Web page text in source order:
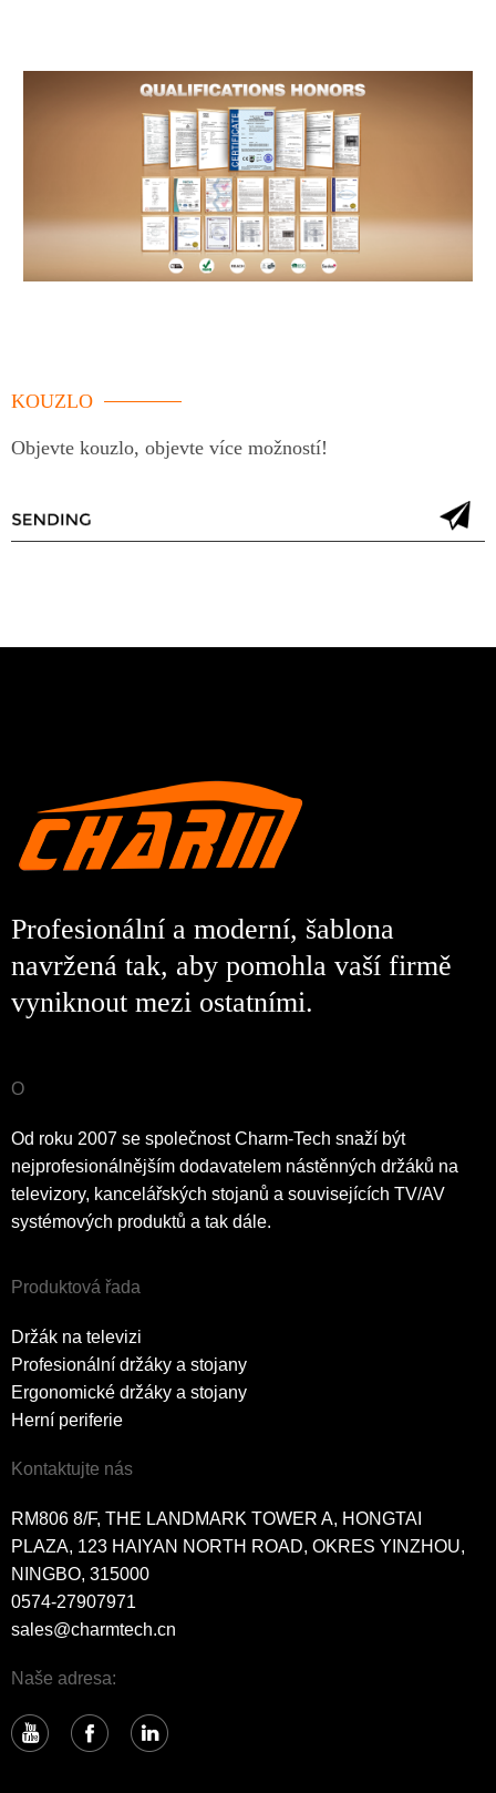
KOUZLO
Objevte kouzlo, objevte více možností!
Profesionální a moderní, šablona
navržená tak, aby pomohla vaší firmě
vyniknout mezi ostatními.
O
Od roku 2007 se společnost Charm-Tech snaží být
nejprofesionálnějším dodavatelem nástěnných držáků na
televizory, kancelářských stojanů a souvisejících TV/AV
systémových produktů a tak dále.
Produktová řada
Držák na televizi
Profesionální držáky a stojany
Ergonomické držáky a stojany
Herní periferie
Kontaktujte nás
RM806 8/F, THE LANDMARK TOWER A, HONGTAI
PLAZA, 123 HAIYAN NORTH ROAD, OKRES YINZHOU,
NINGBO, 315000
0574-27907971
sales@charmtech.cn
Naše adresa: